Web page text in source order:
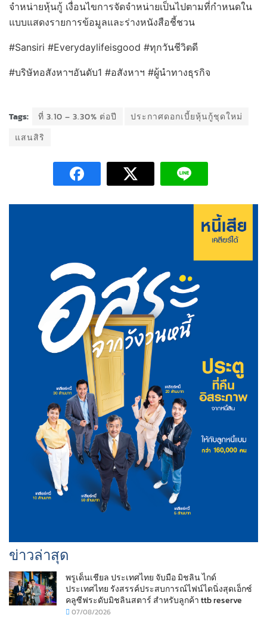
จำหน่ายหุ้นกู้ เงื่อนไขการจัดจำหน่ายเป็นไปตามที่กำหนดใน
แบบแสดงรายการข้อมูลและร่างหนังสือชี้ชวน
#Sansiri #Everydaylifeisgood #ทุกวันชีวิตดี
#บริษัทอสังหาฯอันดับ1 #อสังหาฯ #ผู้นำทางธุรกิจ
Tags: ที่ 3.10 – 3.30% ต่อปี
ประกาศดอกเบี้ยหุ้นกู้ชุดใหม่
แสนสิริ
ข่าวล่าสุด
พรูเด็นเชียล ประเทศไทย จับมือ มิชลิน ไกด์
ประเทศไทย รังสรรค์ประสบการณ์ไฟน์ไดนิ่งสุดเอ็กซ์
คลูซีฟระดับมิชลินสตาร์ สำหรับลูกค้า ttb reserve
07/08/2026